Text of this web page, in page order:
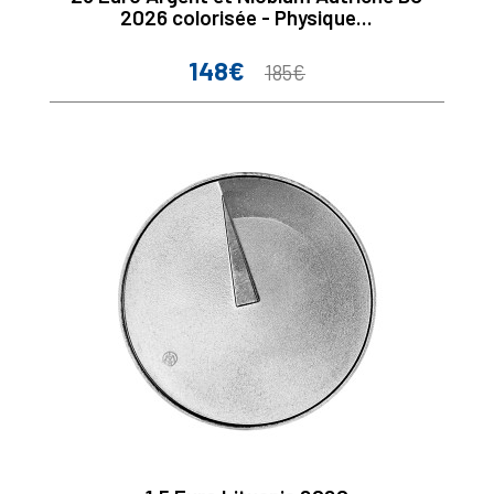
2026 colorisée - Physique...
Prix
148€
Prix
185€